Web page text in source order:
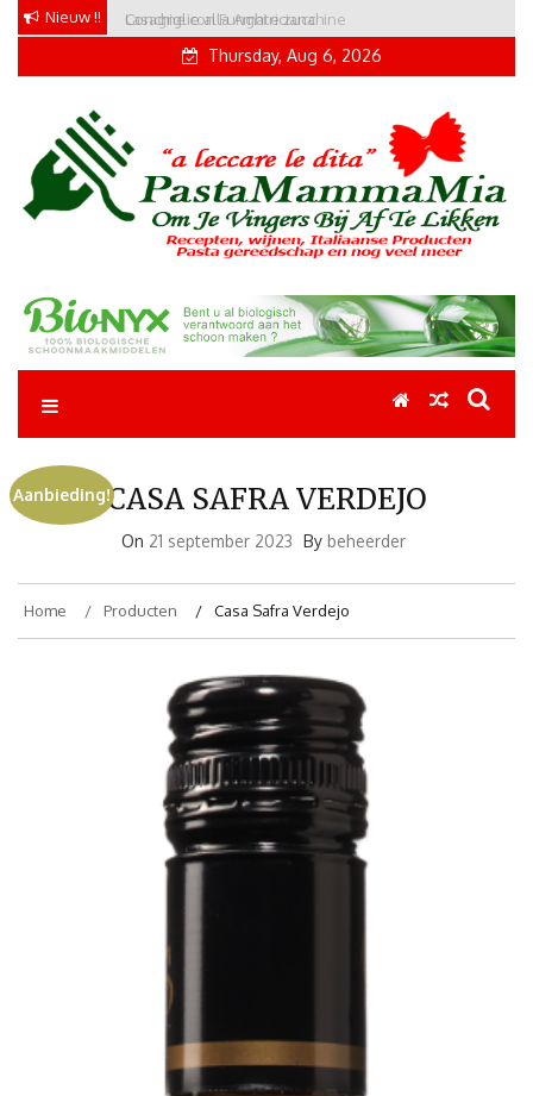
Skip
content
Nieuw !! Conchiglie alla Amatriciana
Thursday, Aug 6, 2026
Pastamammamia
Pastarecepten om je vingers bij af te likken
CASA SAFRA VERDEJO
On 21 september 2023 By beheerder
Home Producten Casa Safra Verdejo
Aanbieding!